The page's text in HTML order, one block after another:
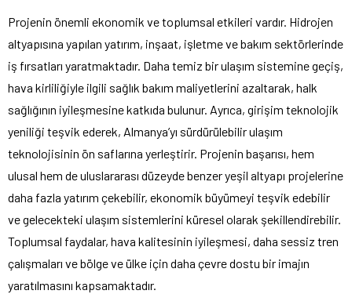
Projenin önemli ekonomik ve toplumsal etkileri vardır. Hidrojen
altyapısına yapılan yatırım, inşaat, işletme ve bakım sektörlerinde
iş fırsatları yaratmaktadır. Daha temiz bir ulaşım sistemine geçiş,
hava kirliliğiyle ilgili sağlık bakım maliyetlerini azaltarak, halk
sağlığının iyileşmesine katkıda bulunur. Ayrıca, girişim teknolojik
yeniliği teşvik ederek, Almanya’yı sürdürülebilir ulaşım
teknolojisinin ön saflarına yerleştirir. Projenin başarısı, hem
ulusal hem de uluslararası düzeyde benzer yeşil altyapı projelerine
daha fazla yatırım çekebilir, ekonomik büyümeyi teşvik edebilir
ve gelecekteki ulaşım sistemlerini küresel olarak şekillendirebilir.
Toplumsal faydalar, hava kalitesinin iyileşmesi, daha sessiz tren
çalışmaları ve bölge ve ülke için daha çevre dostu bir imajın
yaratılmasını kapsamaktadır.